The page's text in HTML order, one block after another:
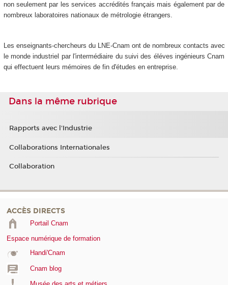
non seulement par les services accrédités français mais également par de
nombreux laboratoires nationaux de métrologie étrangers.
Les enseignants-chercheurs du LNE-Cnam ont de nombreux contacts avec
le monde industriel par l'intermédiaire du suivi des éléves ingénieurs Cnam
qui effectuent leurs mémoires de fin d'études en entreprise.
Dans la même rubrique
Rapports avec l'Industrie
Collaborations Internationales
Collaboration
ACCÈS DIRECTS
Portail Cnam
Espace numérique de formation
Handi'Cnam
Cnam blog